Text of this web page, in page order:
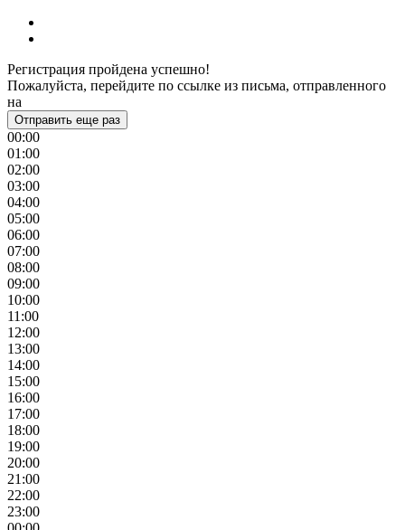
Регистрация пройдена успешно!
Пожалуйста, перейдите по ссылке из письма, отправленного
на
Отправить еще раз
00:00
01:00
02:00
03:00
04:00
05:00
06:00
07:00
08:00
09:00
10:00
11:00
12:00
13:00
14:00
15:00
16:00
17:00
18:00
19:00
20:00
21:00
22:00
23:00